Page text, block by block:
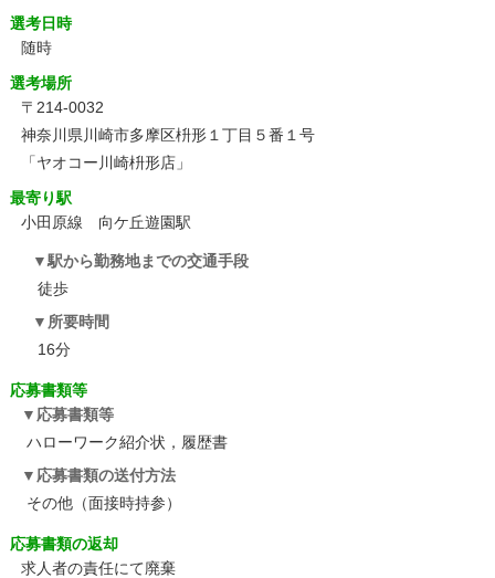
選考日時
随時
選考場所
〒214-0032
神奈川県川崎市多摩区枡形１丁目５番１号
「ヤオコー川崎枡形店」
最寄り駅
小田原線 向ケ丘遊園駅
駅から勤務地までの交通手段
徒歩
所要時間
16分
応募書類等
応募書類等
ハローワーク紹介状，履歴書
応募書類の送付方法
その他（面接時持参）
応募書類の返却
求人者の責任にて廃棄